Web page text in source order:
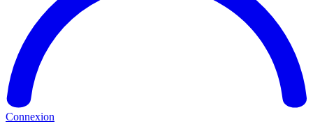
Connexion